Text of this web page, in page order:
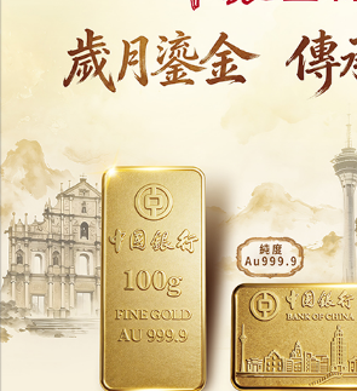
橫琴單牌車北上爭取年內落實
初期擬採用預約通行制疏導車流
07/08/2026 9258